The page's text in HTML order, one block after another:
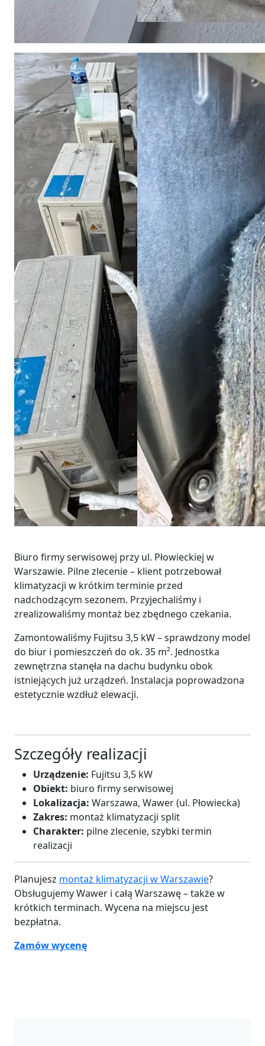
Biuro firmy serwisowej przy ul. Płowieckiej w
Warszawie. Pilne zlecenie – klient potrzebował
klimatyzacji w krótkim terminie przed
nadchodzącym sezonem. Przyjechaliśmy i
zrealizowaliśmy montaż bez zbędnego czekania.
Zamontowaliśmy Fujitsu 3,5 kW – sprawdzony model
do biur i pomieszczeń do ok. 35 m². Jednostka
zewnętrzna stanęła na dachu budynku obok
istniejących już urządzeń. Instalacja poprowadzona
estetycznie wzdłuż elewacji.
Szczegóły realizacji
Urządzenie: Fujitsu 3,5 kW
Obiekt: biuro firmy serwisowej
Lokalizacja: Warszawa, Wawer (ul. Płowiecka)
Zakres: montaż klimatyzacji split
Charakter: pilne zlecenie, szybki termin
realizacji
Planujesz montaż klimatyzacji w Warszawie?
Obsługujemy Wawer i całą Warszawę – także w
krótkich terminach. Wycena na miejscu jest
bezpłatna.
Zamów wycenę